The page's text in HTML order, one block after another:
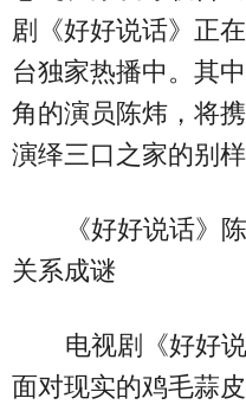
剧《好好说话》正
台独家热播中。其
角的演员陈炜，将
演绎三口之家的别样
《好好说话》
关系成谜
电视剧《好好
面对现实的鸡毛蒜